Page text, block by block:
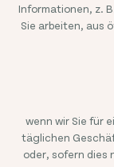
Informationen, z.
Sie arbeiten, aus
wenn wir Sie für
täglichen
oder, sofern dies